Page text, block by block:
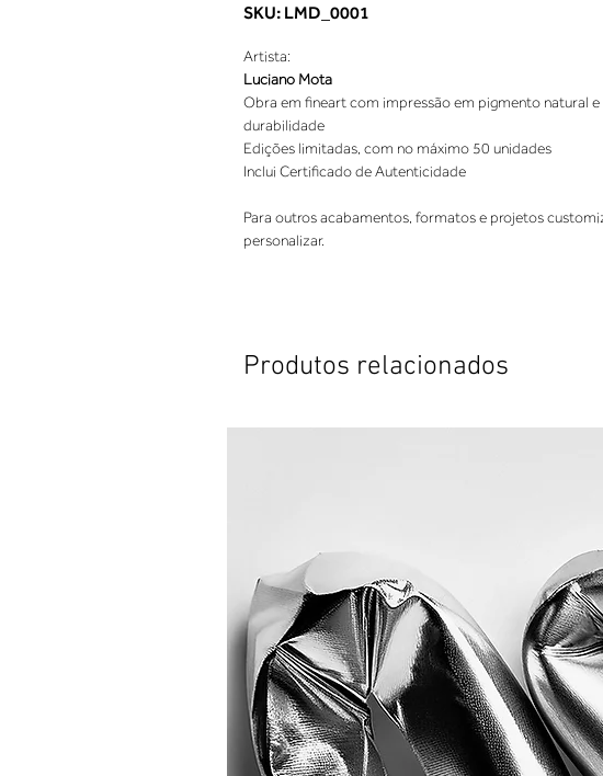
SKU: LMD_0001
Artista:
Luciano Mota
Obra em fineart com impressão em pigmento natural
durabilidade
Edições limitadas, com no máximo 50 unidades
Inclui Certificado de Autenticidade
Para outros acabamentos, formatos e projetos
personalizar.
Produtos relacionados